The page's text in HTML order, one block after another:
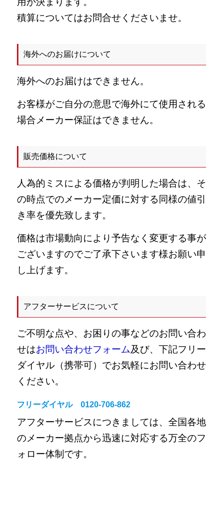
積算についてはお問合せくださいませ。
海外へのお届けについて
海外へのお届けはできません。
お客様がご自分の意思で海外にて使用される
場合メーカー保証はできません。
販売価格について
人為的ミスによる価格が判明した場合は、そ
の時点でのメーカー定価に対する同様の値引
き率を優先致します。
価格は市場動向により予告なく変更する事が
ございますのでご了承下さいます様お願い申
し上げます。
アフターサービスについて
ご不明な点や、お困りの事などのお問い合わ
せはお問い合わせフォーム及び、下記フリー
ダイヤル（携帯可）でお気軽にお問い合わせ
ください。
フリーダイヤル 0120-706-862
アフターサービスにつきましては、全国各地
のメーカー拠点から迅速に対応する万全のフ
ォロー体制です。